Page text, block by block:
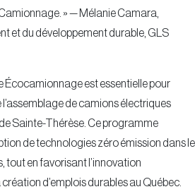
» — Mélanie Camara,
et du développement durable, GLS
Écocamionnage est essentielle pour
de camions électriques
de Sainte-Thérèse. Ce programme
de technologies zéro émission dans le
tout en favorisant l’innovation
d’emplois durables au Québec.